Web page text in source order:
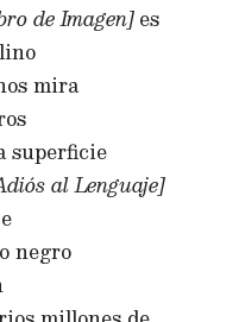
de Imagen]es
mira
superficie
al Lenguaje]
negro